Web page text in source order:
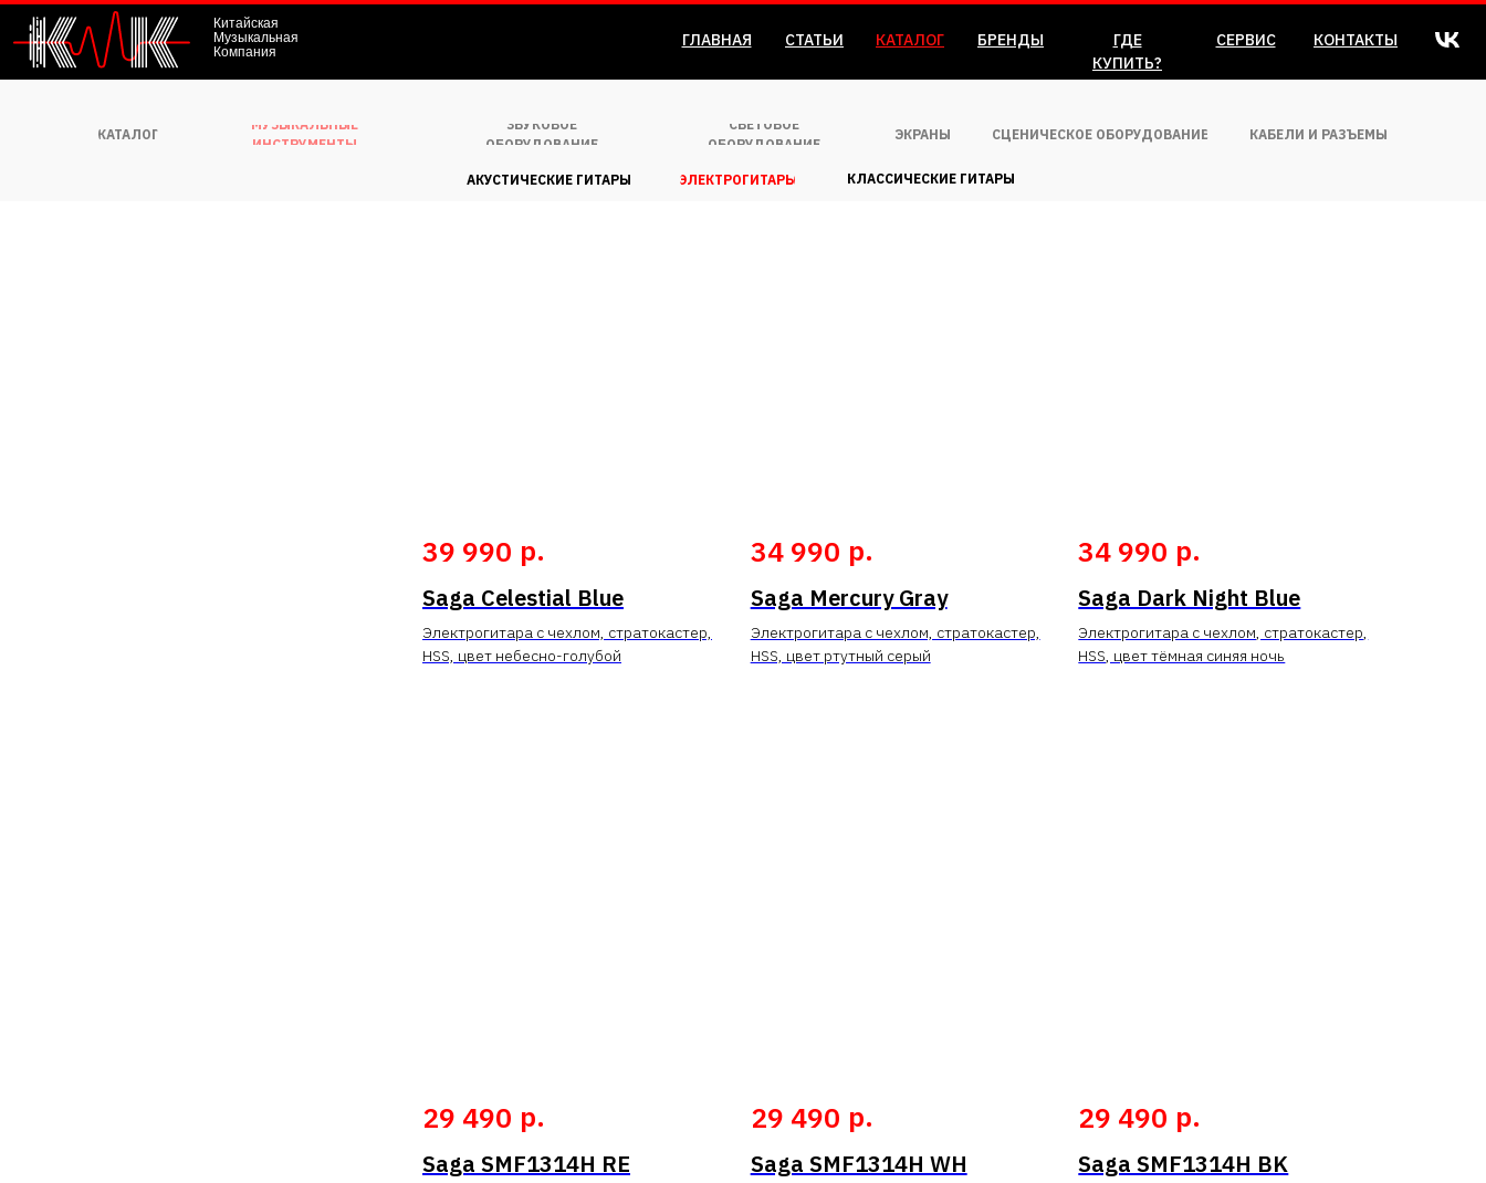
Китайская
Музыкальная
Компания
ГЛАВНАЯ СТАТЬИ КАТАЛОГ БРЕНДЫ СЕРВИС КОНТАКТЫ
ГДЕ
КУПИТЬ?
МУЗЫКАЛЬНЫЕ
ИНСТРУМЕНТЫ
ЗВУКОВОЕ
ОБОРУДОВАНИЕ
СВЕТОВОЕ
ОБОРУДОВАНИЕ
ЭКРАНЫ
КАТАЛОГ СЦЕНИЧЕСКОЕ ОБОРУДОВАНИЕ КАБЕЛИ И РАЗЪЕМЫ
ЭЛЕКТРОГИТАРЫ КЛАССИЧЕСКИЕ ГИТАРЫ
АКУСТИЧЕСКИЕ ГИТАРЫ
39 990 р.
Saga Celestial Blue
Электрогитара с чехлом, стратокастер,
HSS, цвет небесно-голубой
34 990 р.
Saga Mercury Gray
Электрогитара с чехлом, стратокастер,
HSS, цвет ртутный серый
34 990 р.
Saga Dark Night Blue
Электрогитара с чехлом, стратокастер,
HSS, цвет тёмная синяя ночь
29 490 р.
Saga SMF1314H RE
29 490 р.
Saga SMF1314H WH
29 490 р.
Saga SMF1314H BK